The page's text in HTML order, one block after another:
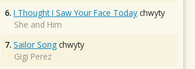
6. I Thought I Saw Your Face Today chwyty
She and Him
7. Sailor Song chwyty
Gigi Perez